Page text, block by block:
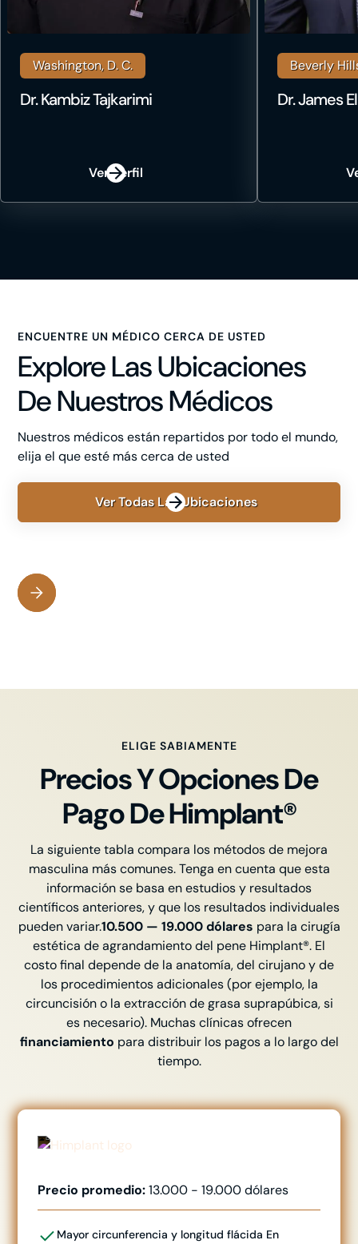
Washington, D. C.
Dr. Kambiz Tajkarimi
Ver Perfil
Beverly
Dr. James
ENCUENTRE UN MÉDICO CERCA DE USTED
Explore Las Ubicaciones
De Nuestros Médicos
Nuestros médicos están repartidos por todo el mundo,
elija el que esté más cerca de usted
Ver Todas Las Ubicaciones
ELIGE SABIAMENTE
Precios Y Opciones De
Pago De Himplant®
La siguiente tabla compara los métodos de mejora
masculina más comunes. Tenga en cuenta que esta
información se basa en estudios y resultados
científicos anteriores, y que los resultados individuales
pueden variar.10.500 — 19.000 dólares para la cirugía
estética de agrandamiento del pene Himplant®. El
costo final depende de la anatomía, del cirujano y de
los procedimientos adicionales (por ejemplo, la
circuncisión o la extracción de grasa suprapúbica, si
es necesario). Muchas clínicas ofrecen
financiamiento para distribuir los pagos a lo largo del
tiempo.
Precio promedio:13.000 - 19.000 dólares
Mayor circunferencia y longitud flácida En